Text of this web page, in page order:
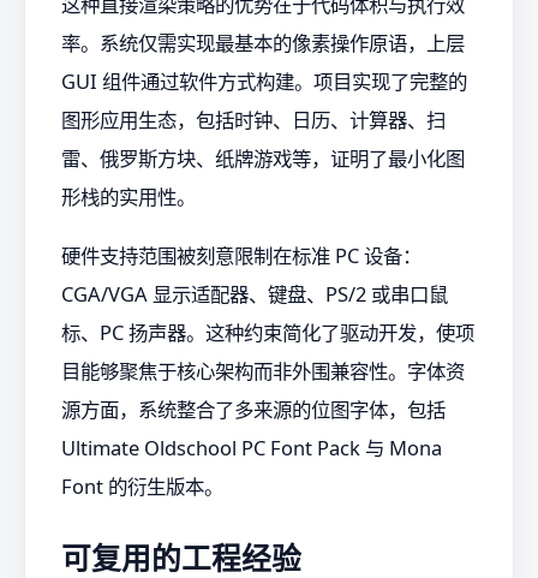
率。系统仅需实现最基本的像素操作原语，上层
GUI 组件通过软件方式构建。项目实现了完整的
图形应用生态，包括时钟、日历、计算器、扫
雷、俄罗斯方块、纸牌游戏等，证明了最小化图
形栈的实用性。
硬件支持范围被刻意限制在标准 PC 设备：
CGA/VGA 显示适配器、键盘、PS/2 或串口鼠
标、PC 扬声器。这种约束简化了驱动开发，使项
目能够聚焦于核心架构而非外围兼容性。字体资
源方面，系统整合了多来源的位图字体，包括
Ultimate Oldschool PC Font Pack 与 Mona
Font 的衍生版本。
可复用的工程经验